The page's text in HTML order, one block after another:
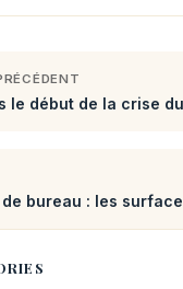
le début de la crise
bureau : les